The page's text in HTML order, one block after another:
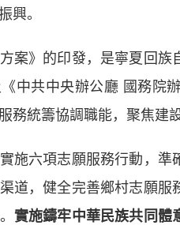
興。
》的印發，是寧夏回族
中共中央辦公廳 國務院
務統籌協調職能，聚焦建
六項志願服務行動，準
道，健全完善鄉村志願
實施鑄牢中華民族共同體